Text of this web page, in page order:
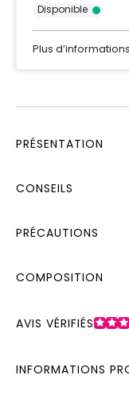
Disponible
Plus
PRÉSENTATION
CONSEILS
PRÉCAUTIONS
COMPOSITION
AVIS VÉRIFIÉS
INFORMATIONS